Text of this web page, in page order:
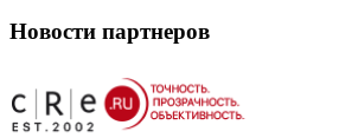
Новости партнеров